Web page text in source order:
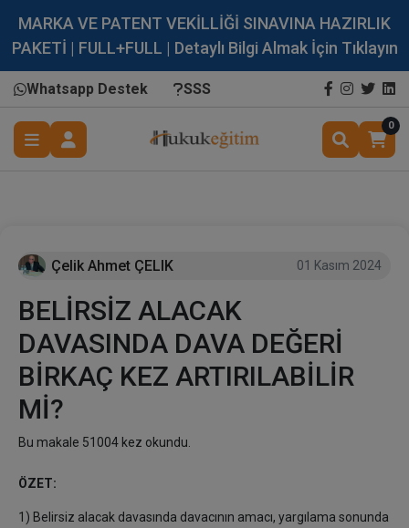
MARKA VE PATENT VEKİLLİĞİ SINAVINA HAZIRLIK
PAKETİ | FULL+FULL | Detaylı Bilgi Almak İçin Tıklayın
Whatsapp Destek SSS
0
Çelik Ahmet ÇELIK 01 Kasım 2024
BELİRSİZ ALACAK
DAVASINDA DAVA DEĞERİ
BİRKAÇ KEZ ARTIRILABİLİR
Mİ?
Bu makale 51004 kez okundu.
ÖZET:
1) Belirsiz alacak davasında davacının amacı, yargılama sonunda